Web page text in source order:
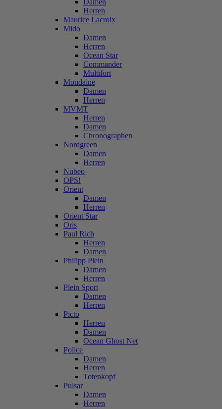
Damen
Herren
Maurice Lacroix
Mido
Damen
Herren
Ocean Star
Commander
Multifort
Mondaine
Damen
Herren
MVMT
Herren
Damen
Chronographen
Nordgreen
Damen
Herren
Nubeo
OPS!
Orient
Damen
Herren
Orient Star
Oris
Paul Rich
Herren
Damen
Philipp Plein
Damen
Herren
Plein Sport
Damen
Herren
Picto
Herren
Damen
Ocean Ghost Net
Police
Damen
Herren
Totenkopf
Pulsar
Damen
Herren